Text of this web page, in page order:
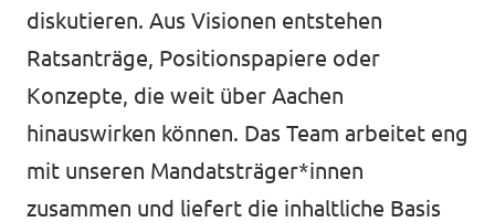
diskutieren. Aus Visionen entstehen
Ratsanträge, Positionspapiere oder
Konzepte, die weit über Aachen
hinauswirken können. Das Team arbeitet eng
mit unseren Mandatsträger*innen
zusammen und liefert die inhaltliche Basis